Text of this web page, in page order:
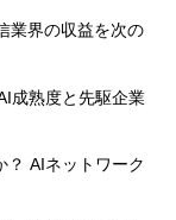
業界の収益を次の
成熟度と先駆企業
？ AIネットワーク